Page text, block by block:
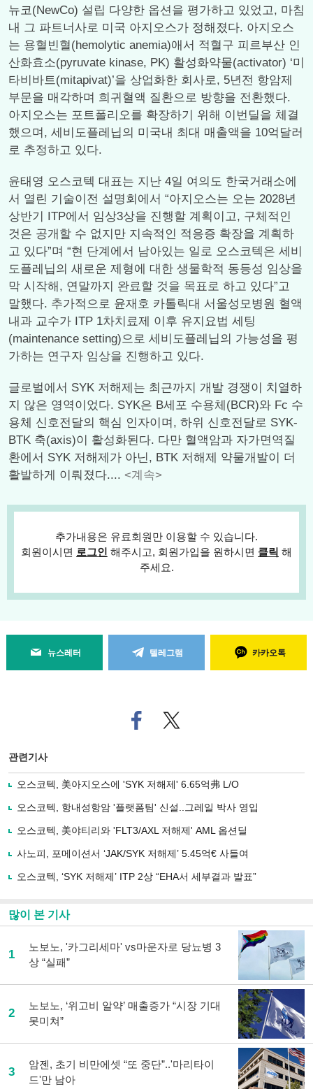
뉴코(NewCo) 설립 다양한 옵션을 평가하고 있었고, 마침
내 그 파트너사로 미국 아지오스가 정해졌다. 아지오스
는 용혈빈혈(hemolytic anemia)애서 적혈구 피르부산 인
산화효소(pyruvate kinase, PK) 활성화약물(activator) ‘미
타비바트(mitapivat)’을 상업화한 회사로, 5년전 항암제
부문을 매각하며 희귀혈액 질환으로 방향을 전환했다.
아지오스는 포트폴리오를 확장하기 위해 이번딜을 체결
했으며, 세비도플레닙의 미국내 최대 매출액을 10억달러
로 추정하고 있다.
윤태영 오스코텍 대표는 지난 4일 여의도 한국거래소에
서 열린 기술이전 설명회에서 “아지오스는 오는 2028년
상반기 ITP에서 임상3상을 진행할 계획이고, 구체적인
것은 공개할 수 없지만 지속적인 적응증 확장을 계획하
고 있다”며 “현 단계에서 남아있는 일로 오스코텍은 세비
도플레닙의 새로운 제형에 대한 생물학적 동등성 임상을
막 시작해, 연말까지 완료할 것을 목표로 하고 있다”고
말했다. 추가적으로 윤재호 카톨릭대 서울성모병원 혈액
내과 교수가 ITP 1차치료제 이후 유지요법 세팅
(maintenance setting)으로 세비도플레닙의 가능성을 평
가하는 연구자 임상을 진행하고 있다.
글로벌에서 SYK 저해제는 최근까지 개발 경쟁이 치열하
지 않은 영역이었다. SYK은 B세포 수용체(BCR)와 Fc 수
용체 신호전달의 핵심 인자이며, 하위 신호전달로 SYK-
BTK 축(axis)이 활성화된다. 다만 혈액암과 자가면역질
환에서 SYK 저해제가 아닌, BTK 저해제 약물개발이 더
활발하게 이뤄졌다.... <계속>
추가내용은 유료회원만 이용할 수 있습니다.
회원이시면 로그인 해주시고, 회원가입을 원하시면 클릭 해
주세요.
뉴스레터 텔레그램 카카오톡
페
이
로
사
유
기
트위
터로
관련기사
오스코텍, 美아지오스에 'SYK 저해제' 6.65억弗 L/O
오스코텍, 항내성항암 '플랫폼팀' 신설..그레일 박사 영입
오스코텍, 美야티리와 'FLT3/AXL 저해제' AML 옵션딜
사노피, 포메이션서 ‘JAK/SYK 저해제’ 5.45억€ 사들여
오스코텍, ‘SYK 저해제’ ITP 2상 “EHA서 세부결과 발표”
많이 본 기사
1
노보노, '카그리세마' vs마운자로 당뇨병 3
상 “실패”
2
노보노, ‘위고비 알약’ 매출증가 “시장 기대
못미쳐”
3
암젠, 초기 비만에셋 “또 중단”..'마리타이
드'만 남아